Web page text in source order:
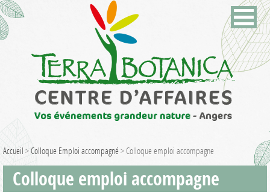
Accueil >Colloque Emploi accompagné>Colloque emploi accompagne
Colloque emploi accompagne